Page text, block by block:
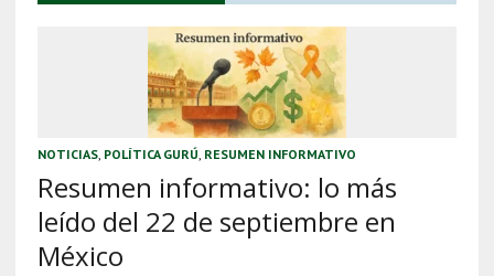
NOTICIAS, POLÍTICA GURÚ, RESUMEN INFORMATIVO
Resumen informativo: lo más
leído del 22 de septiembre en
México